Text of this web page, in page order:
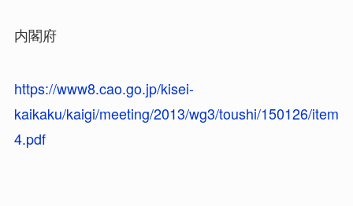
内閣府
https://www8.cao.go.jp/kisei-
kaikaku/kaigi/meeting/2013/wg3/toushi/150126/item
4.pdf